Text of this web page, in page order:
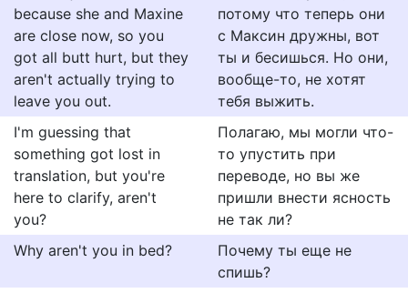
because she and Maxine
are close now, so you
got all butt hurt, but they
aren't actually trying to
leave you out.
потому что теперь они
с Максин дружны, вот
ты и бесишься. Но они,
вообще-то, не хотят
тебя выжить.
I'm guessing that
something got lost in
translation, but you're
here to clarify, aren't
you?
Полагаю, мы могли что-
то упустить при
переводе, но вы же
пришли внести ясность
не так ли?
Why aren't you in bed?
Почему ты еще не
спишь?